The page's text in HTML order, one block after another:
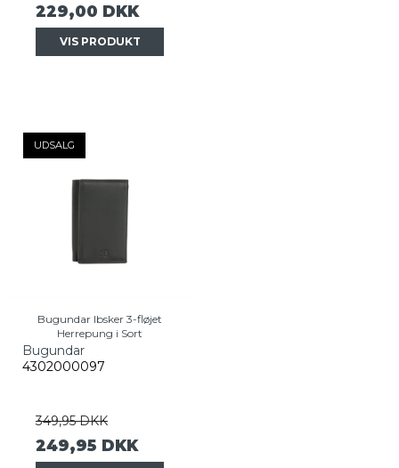
229,00 DKK
VIS PRODUKT
UDSALG
Bugundar Ibsker 3-fløjet
Herrepung i Sort
Bugundar
4302000097
349,95 DKK
249,95 DKK